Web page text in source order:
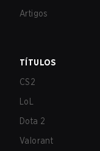
Artigos
TÍTULOS
CS2
LoL
Dota 2
Valorant